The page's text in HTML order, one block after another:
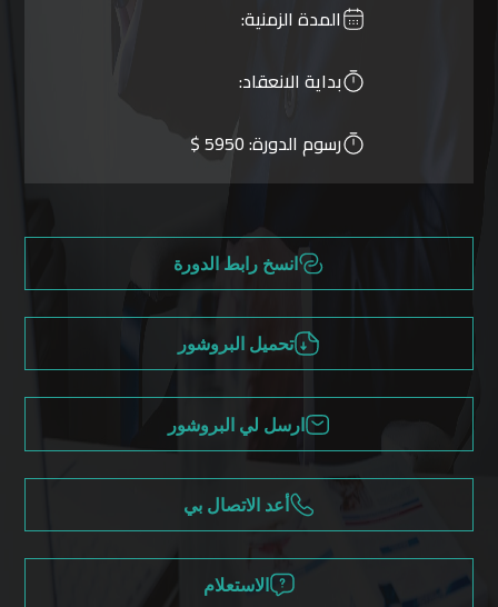
المدة الزمنية:
بداية الانعقاد:
رسوم الدورة:5950 $
انسخ رابط الدورة
تحميل البروشور
ارسل لي البروشور
أعد الاتصال بي
الاستعلام